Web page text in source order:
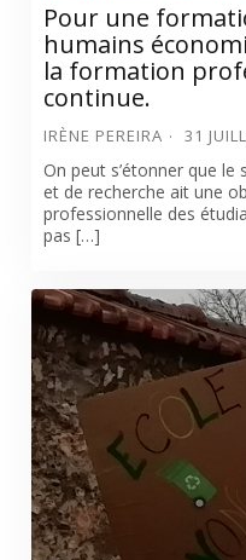
Pour une
humains
la formation
continue.
IRÈNE PEREIRA 31
On peut s’étonner que le
et de recherche ait une
professionnelle des
pas […]